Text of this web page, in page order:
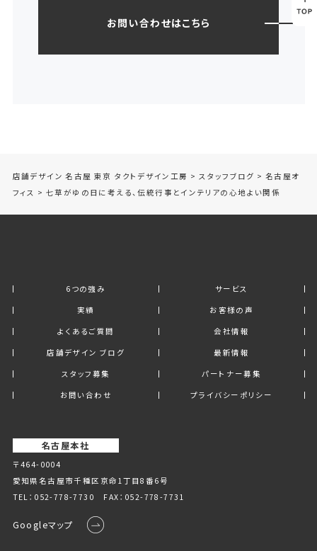
お問い合わせはこちら
店舗デザイン 名古屋 東京 タクトデザイン工房 > スタッフブログ > 名古屋オ
フィス > 七草がゆの日に考える、伝統行事とインテリアの心地よい関係
6つの強み
サービス
実績
お客様の声
よくあるご質問
会社情報
店舗デザイン ブログ
最新情報
スタッフ募集
パートナー募集
お問い合わせ
プライバシーポリシー
名古屋本社
〒464-0004
愛知県名古屋市千種区京命1丁⽬8番6号
TEL： 052-778-7730 FAX：052-778-7731
Googleマップ